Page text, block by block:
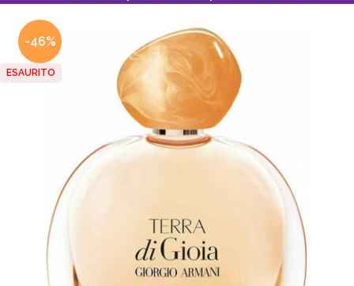
-46%
ESAURITO